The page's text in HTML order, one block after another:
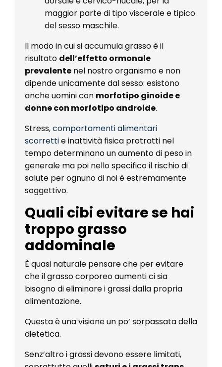
maggior parte di tipo viscerale e tipico
del sesso maschile.
Il modo in cui si accumula grasso è il
risultato dell’effetto ormonale
prevalente nel nostro organismo e non
dipende unicamente dal sesso: esistono
anche uomini con morfotipo ginoide e
donne con morfotipo androide.
Stress,comportamenti alimentari
scorrettie inattività fisica protratti nel
tempo determinano un aumento di peso in
generale ma poi nello specifico il rischio di
salute per ognuno di noi è estremamente
soggettivo.
Quali cibi evitare se hai
troppo grasso
addominale
È quasi naturale pensare che per evitare
che il grasso corporeo aumenti ci sia
bisogno di eliminare i grassi dalla propria
alimentazione.
Questa è una visione un po’ sorpassata della
dietetica.
Senz’altro i grassi devono essere limitati,